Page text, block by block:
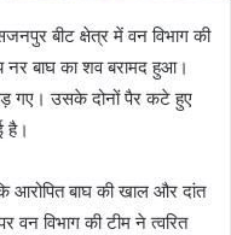
बीट क्षेत्र में वन विभाग की
नर बाघ का शव बरामद हुआ।
गए। उसके दोनों पैर कटे हुए
है।
आरोपित बाघ की खाल और दांत
वन विभाग की टीम ने त्वरित